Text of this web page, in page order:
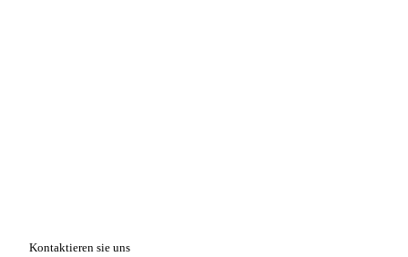
Kontaktieren sie uns